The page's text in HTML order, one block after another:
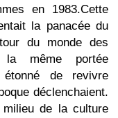
en 1983.Cette
la panacée du
du monde des
la même portée
étonné de revivre
déclenchaient.
de la culture